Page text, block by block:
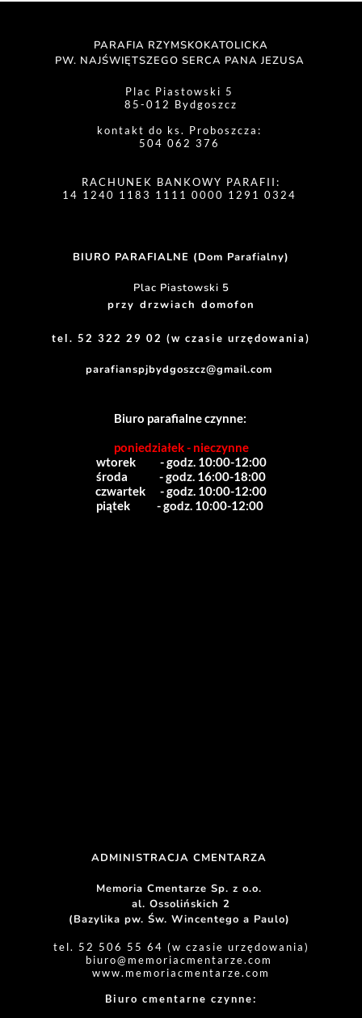
PARAFIA RZYMSKOKATOLICKA
PW. NAJŚWIĘTSZEGO SERCA PANA JEZUSA
Plac Piastowski 5
85-012 Bydgoszcz
kontakt do ks. Proboszcza:
504 062 376
RACHUNEK BANKOWY PARAFII:
14 1240 1183 1111 0000 1291 0324
BIURO PARAFIALNE (Dom Parafialny)
Plac Piastowski 5
przy drzwiach domofon
tel. 52 322 29 02 (w czasie urzędowania)
parafianspjbydgoszcz@gmail.com
Biuro parafialne czynne:
poniedziałek - nieczynne
wtorek          - godz. 10:00-12:00
środa             - godz. 16:00-18:00
czwartek      - godz. 10:00-12:00
piątek           - godz. 10:00-12:00
ADMINISTRACJA CMENTARZA
Memoria Cmentarze Sp. z o.o.
al. Ossolińskich 2
(Bazylika pw. Św. Wincentego a Paulo)
tel. 52 506 55 64 (w czasie urzędowania)
biuro@memoriacmentarze.com
www.memoriacmentarze.com
Biuro cmentarne czynne: